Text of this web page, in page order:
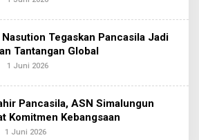
E
E
D
S
2
Tegaskan Pancasila Jadi
Tantangan Global
1 Juni 2026
E
R
E
D
Pancasila, ASN Simalungun
Komitmen Kebangsaan
1 Juni 2026